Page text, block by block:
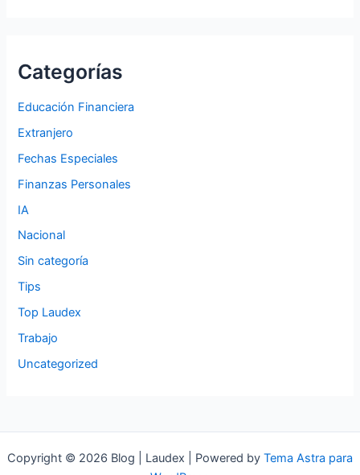
Categorías
Educación Financiera
Extranjero
Fechas Especiales
Finanzas Personales
IA
Nacional
Sin categoría
Tips
Top Laudex
Trabajo
Uncategorized
Copyright © 2026 Blog | Laudex | Powered by Tema Astra para